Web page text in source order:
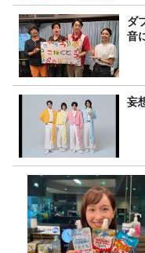
ダ
音
妄